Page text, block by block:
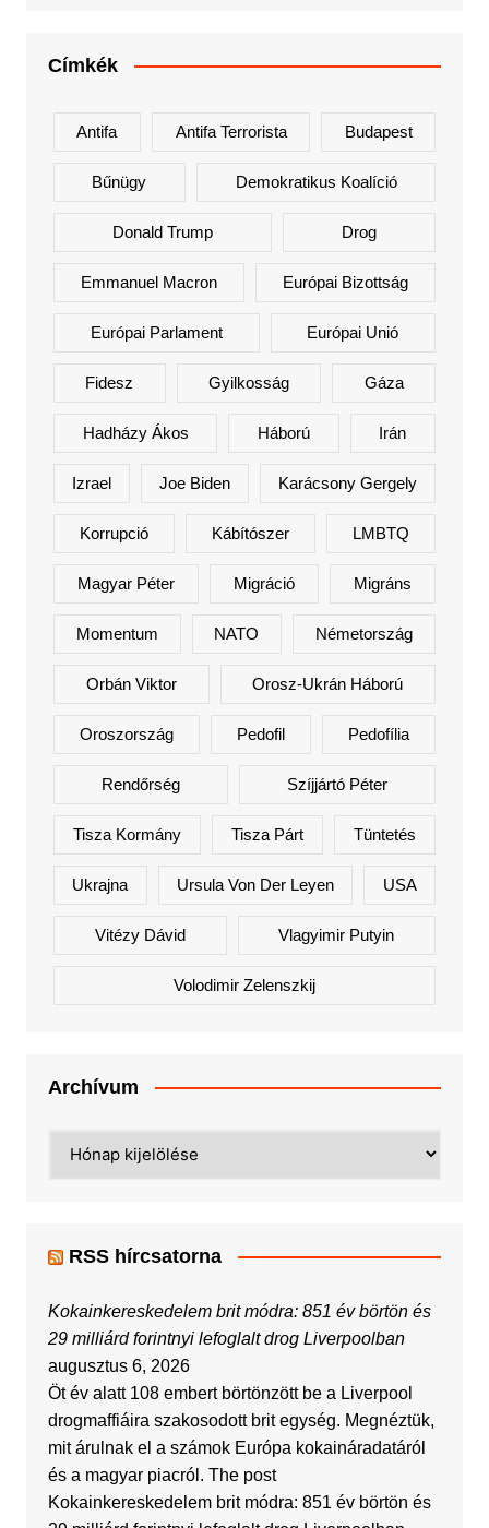
Címkék
Antifa Antifa Terrorista Budapest
Bűnügy Demokratikus Koalíció
Donald Trump Drog
Emmanuel Macron Európai Bizottság
Európai Parlament Európai Unió
Fidesz Gyilkosság Gáza
Hadházy Ákos Háború Irán
Izrael Joe Biden Karácsony Gergely
Korrupció Kábítószer LMBTQ
Magyar Péter Migráció Migráns
Momentum NATO Németország
Orbán Viktor Orosz-Ukrán Háború
Oroszország Pedofil Pedofília
Rendőrség Szíjjártó Péter
Tisza Kormány Tisza Párt Tüntetés
Ukrajna Ursula Von Der Leyen USA
Vitézy Dávid Vlagyimir Putyin
Volodimir Zelenszkij
Archívum
RSS hírcsatorna
Kokainkereskedelem brit módra: 851 év börtön és
29 milliárd forintnyi lefoglalt drog Liverpoolban
augusztus 6, 2026
Öt év alatt 108 embert börtönzött be a Liverpool
drogmaffiáira szakosodott brit egység. Megnéztük,
mit árulnak el a számok Európa kokaináradatáról
és a magyar piacról. The post
Kokainkereskedelem brit módra: 851 év börtön és